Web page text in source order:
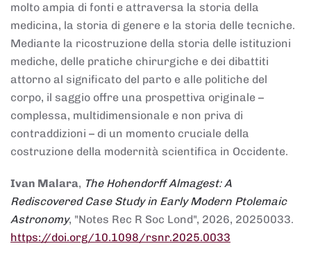
molto ampia di fonti e attraversa la storia della
medicina, la storia di genere e la storia delle tecniche.
Mediante la ricostruzione della storia delle istituzioni
mediche, delle pratiche chirurgiche e dei dibattiti
attorno al significato del parto e alle politiche del
corpo, il saggio offre una prospettiva originale –
complessa, multidimensionale e non priva di
contraddizioni – di un momento cruciale della
costruzione della modernità scientifica in Occidente.
Ivan Malara, The Hohendorff Almagest: A
Rediscovered Case Study in Early Modern Ptolemaic
Astronomy, "Notes Rec R Soc Lond", 2026, 20250033.
https://doi.org/10.1098/rsnr.2025.0033